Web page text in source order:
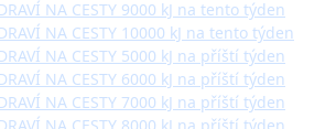
NA CESTY 9000 kJ na tento týden
NA CESTY 10000 kJ na tento týden
NA CESTY 5000 kJ na příští týden
NA CESTY 6000 kJ na příští týden
NA CESTY 7000 kJ na příští týden